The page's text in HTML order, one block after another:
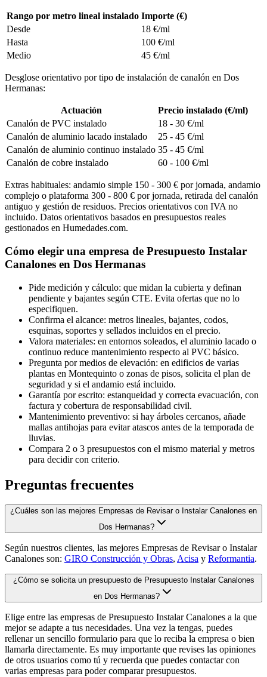
Rango por metro lineal instalado Importe (€)
Desde
18 €/ml
Hasta
100 €/ml
Medio
45 €/ml
Desglose orientativo por tipo de instalación de canalón en Dos
Hermanas:
Actuación
Precio instalado (€/ml)
Canalón de PVC instalado
18 - 30 €/ml
Canalón de aluminio lacado instalado
25 - 45 €/ml
Canalón de aluminio continuo instalado 35 - 45 €/ml
Canalón de cobre instalado
60 - 100 €/ml
Extras habituales: andamio simple 150 - 300 € por jornada, andamio
complejo o plataforma 300 - 800 € por jornada, retirada del canalón
antiguo y gestión de residuos. Precios orientativos con IVA no
incluido. Datos orientativos basados en presupuestos reales
gestionados en Humedades.com.
Cómo elegir una empresa de Presupuesto Instalar
Canalones en Dos Hermanas
Pide medición y cálculo: que midan la cubierta y definan
pendiente y bajantes según CTE. Evita ofertas que no lo
especifiquen.
Confirma el alcance: metros lineales, bajantes, codos,
esquinas, soportes y sellados incluidos en el precio.
Valora materiales: en entornos soleados, el aluminio lacado o
continuo reduce mantenimiento respecto al PVC básico.
Pregunta por medios de elevación: en edificios de varias
plantas en Montequinto o zonas de pisos, solicita el plan de
seguridad y si el andamio está incluido.
Garantía por escrito: estanqueidad y correcta evacuación, con
factura y cobertura de responsabilidad civil.
Mantenimiento preventivo: si hay árboles cercanos, añade
mallas antihojas para evitar atascos antes de la temporada de
lluvias.
Compara 2 o 3 presupuestos con el mismo material y metros
para decidir con criterio.
Preguntas frecuentes
¿Cuáles son las mejores Empresas de Revisar o Instalar Canalones en
Dos Hermanas?
Según nuestros clientes, las mejores Empresas de Revisar o Instalar
Canalones son: GIRO Construcción y Obras, Acisa y Reformantia.
¿Cómo se solicita un presupuesto de Presupuesto Instalar Canalones
en Dos Hermanas?
Elige entre las empresas de Presupuesto Instalar Canalones a la que
mejor se adapte a tus necesidades. Una vez la tengas, puedes
rellenar un sencillo formulario para que lo reciba la empresa o bien
llamarla directamente. Es muy importante que revises las opiniones
de otros usuarios como tú y recuerda que puedes contactar con
varias empresas para poder comparar presupuestos.